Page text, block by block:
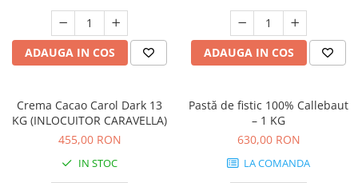
ADAUGA IN COS ADAUGA IN COS
Crema Cacao Carol Dark 13
KG (INLOCUITOR CARAVELLA)
455,00 RON
IN STOC
Pastă de fistic 100% Callebaut
– 1 KG
630,00 RON
LA COMANDA